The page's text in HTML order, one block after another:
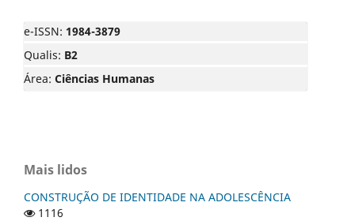
e-ISSN: 1984-3879
Qualis: B2
Área: Ciências Humanas
Mais lidos
CONSTRUÇÃO DE IDENTIDADE NA ADOLESCÊNCIA
1116